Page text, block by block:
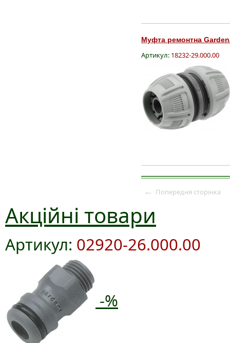
Муфта ремонтна
Артикул: 18232-29.000.00
← Попередня сторінка
Акційні товари
Артикул: 02920-26.000.00
-%